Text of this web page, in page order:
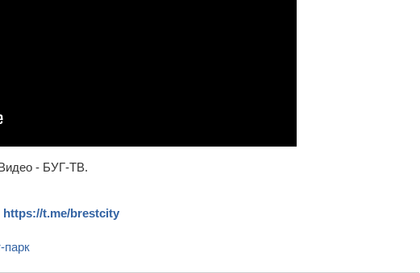
- БУГ-ТВ.
https://t.me/brestcity
парк